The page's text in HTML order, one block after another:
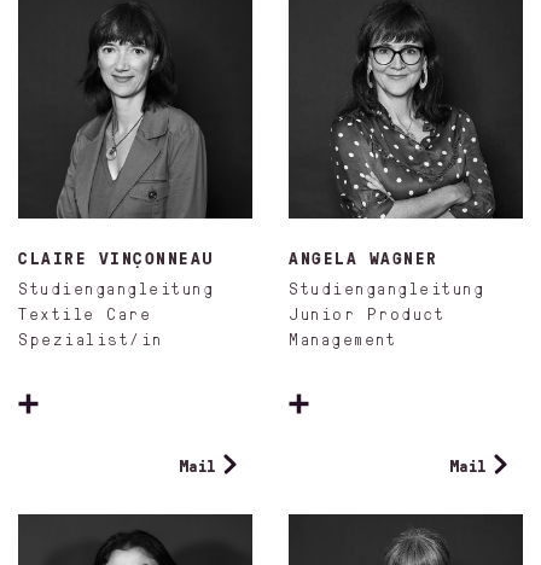
CLAIRE VINÇONNEAU
Studiengangleitung
Textile Care
Spezialist/in
Mail
ANGELA WAGNER
Studiengangleitung
Junior Product
Management
Mail